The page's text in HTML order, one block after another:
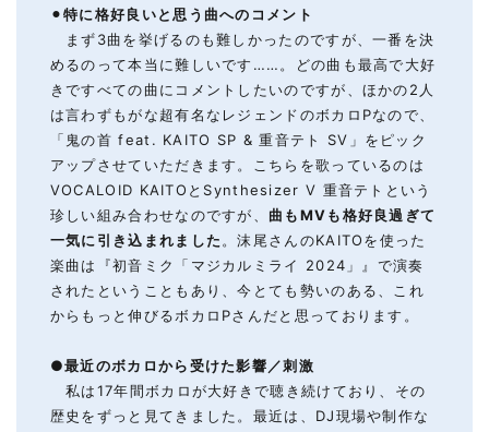
⚫︎特に格好良いと思う 曲へのコメント
まず3曲を挙げるのも難しかったのですが、一番を決
めるのって本当に難しいです……。どの曲も最高で大好
きですべての曲にコメントしたいのですが、ほかの2人
は言わずもがな超有名なレジェンドのボカロPなので、
「鬼の首 feat. KAITO SP & 重音テト SV」をピック
アップさせていただきます。こちらを歌っているのは
VOCALOID KAITOとSynthesizer V 重音テトという
珍しい組み合わせなのですが、 曲もMVも格好良過ぎて
一気に引き込まれました。沫尾さんのKAITOを使った
楽曲は『初音ミク「マジカルミライ 2024」』で演奏
されたということもあり、今とても勢いのある、これ
からもっと伸びるボカロPさんだと思っております。
●最近のボカロから受けた影響／刺激
私は17年間ボカロが大好きで聴き続けており、その
歴史をずっと見てきました。最近は、DJ現場や制作な